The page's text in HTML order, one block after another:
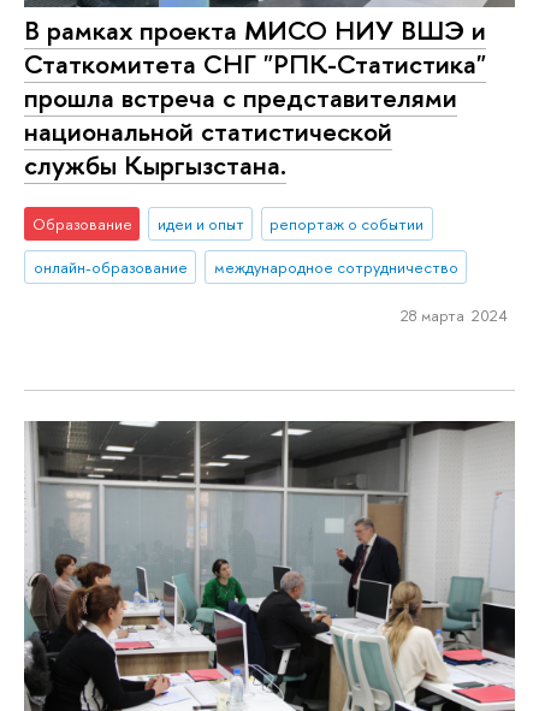
В рамках проекта МИСО НИУ ВШЭ и
Статкомитета СНГ "РПК-Статистика"
прошла встреча с представителями
национальной статистической
службы Кыргызстана.
Образование идеи и опыт
репортаж о событии
онлайн-образование
международное сотрудничество
28 марта 2024